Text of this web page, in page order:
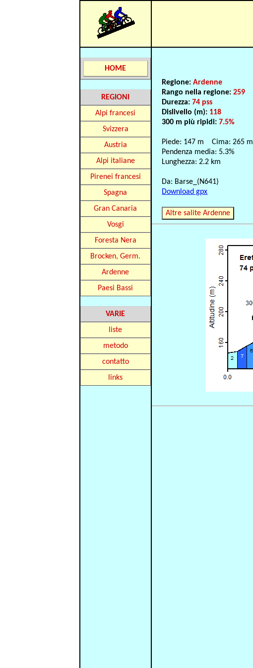
HOME
REGIONI
Alpi francesi
Svizzera
Austria
Alpi italiane
Pirenei francesi
Spagna
Gran Canaria
Vosgi
Foresta Nera
Brocken, Germ.
Ardenne
Paesi Bassi
VARIE
liste
metodo
contatto
links
Regione:Ardenne
Rango nella regione:259
Durezza:74 pss
Dislivello (m): 118
300 m più ripidi:7.5%
Piede: 147 m Cima: 265 m
Pendenza media: 5.3%
Lunghezza: 2.2 km
Da: Barse_(N641)
Download gpx
Altre salite Ardenne